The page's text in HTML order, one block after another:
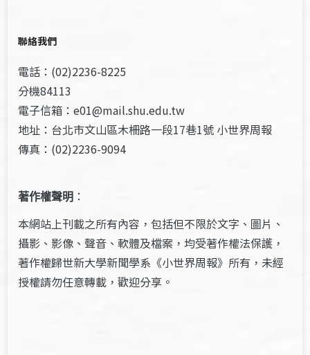
聯絡我們
電話：(02)2236-8225
分機84113
電子信箱：e01@mail.shu.edu.tw
地址：台北市文山區木柵路一段17巷1號 小世界周報
傳真：(02)2236-9094
著作權聲明 ：
本網站上刊載之所有內容，包括但不限於文字、圖片、
攝影、影像、聲音、軟體及檔案，均受著作權法保護，
著作權歸世新大學新聞學系《小世界周報》所有，未經
授權請勿任意轉載，歡迎分享。